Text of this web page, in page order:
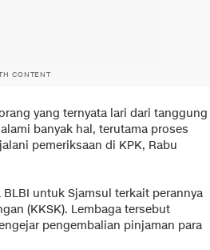
CONTENT
yang ternyata lari dari tanggung
banyak hal, terutama proses
pemeriksaan di KPK, Rabu
untuk Sjamsul terkait perannya
(KKSK). Lembaga tersebut
pengembalian pinjaman para